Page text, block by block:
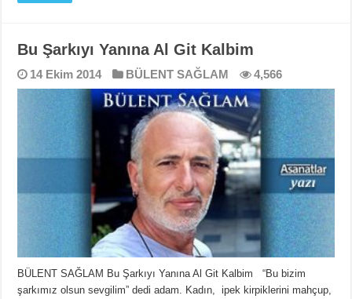
Bu Şarkıyı Yanına Al Git Kalbim
14 Ekim 2014 BÜLENT SAĞLAM 4,566
BÜLENT SAĞLAM Bu Şarkıyı Yanına Al Git Kalbim “Bu bizim
şarkımız olsun sevgilim” dedi adam. Kadın, ipek kirpiklerini mahçup,